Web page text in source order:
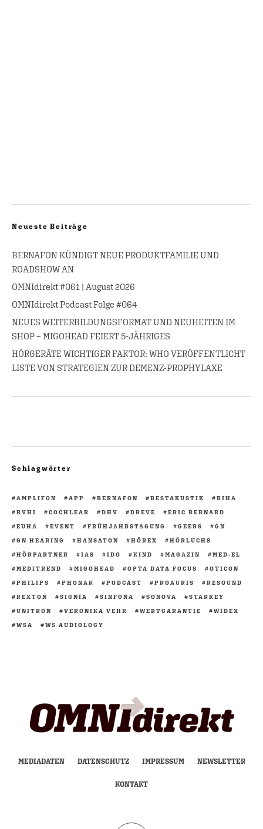
Neueste Beiträge
BERNAFON KÜNDIGT NEUE PRODUKTFAMILIE UND
ROADSHOW AN
OMNIdirekt #061 | August 2026
OMNIdirekt Podcast Folge #064
NEUES WEITERBILDUNGSFORMAT UND NEUHEITEN IM
SHOP – MIGOHEAD FEIERT 5-JÄHRIGES
HÖRGERÄTE WICHTIGER FAKTOR: WHO VERÖFFENTLICHT
LISTE VON STRATEGIEN ZUR DEMENZ-PROPHYLAXE
Schlagwörter
AMPLIFON APP BERNAFON BESTAKUSTIK
BIHA
BVHI
COCHLEAR DHV DREVE
ERIC BERNARD
EUHA
EVENT FRÜHJAHRSTAGUNG GEERS
GN
GN HEARING
HANSATON HÖREX
HÖRLUCHS
HÖRPARTNER
IAS IDO KIND MAGAZIN
MED-EL
MEDITREND
MIGOHEAD OPTA DATA FOCUS
OTICON
PHILIPS
PHONAK PODCAST PROAURIS
RESOUND
REXTON
SIGNIA SINFONA SONOVA
STARKEY
UNITRON
VERONIKA VEHR WERTGARANTIE
WIDEX
WSA
WS AUDIOLOGY
MEDIADATEN DATENSCHUTZ IMPRESSUM NEWSLETTER
KONTAKT